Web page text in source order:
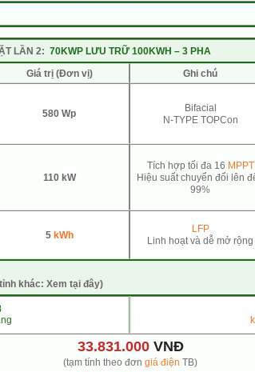
LẦN 2: 70KWP LƯU TRỮ 100KWH – 3 PHA
Giá trị (Đơn vị) Ghi chú
580 Wp
Bifacial
N-TYPE TOPCon
110 kW
Tích hợp tối đa 16 MPPT
Hiệu suất chuyển đổi lên
99%
5 kWh
LFP
Linh hoạt và dễ mở rộng
khác: Xem tại đây)
33.831.000 VNĐ
(tạm tính theo đơn giá điện TB)